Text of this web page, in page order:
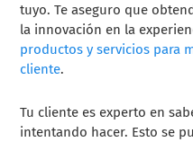
tuyo. Te aseguro que
la innovación en la
productos y servicios para
cliente.
Tu cliente es experto en
intentando hacer. Esto se